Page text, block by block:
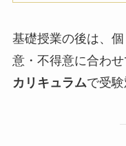
基礎授業の後は、
意・不得意に合わせ
カリキュラムで受験